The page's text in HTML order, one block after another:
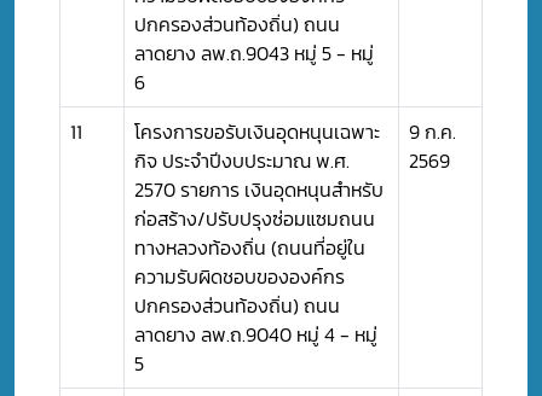
ปกครองส่วนท้องถิ่น) ถนน
ลาดยาง ลพ.ถ.9043 หมู่ 5 - หมู่
6
11
โครงการขอรับเงินอุดหนุนเฉพาะ
กิจ ประจำปีงบประมาณ พ.ศ.
2570 รายการ เงินอุดหนุนสำหรับ
ก่อสร้าง/ปรับปรุงซ่อมแซมถนน
ทางหลวงท้องถิ่น (ถนนที่อยู่ใน
ความรับผิดชอบขององค์กร
ปกครองส่วนท้องถิ่น) ถนน
ลาดยาง ลพ.ถ.9040 หมู่ 4 - หมู่
5
9 ก.ค.
2569